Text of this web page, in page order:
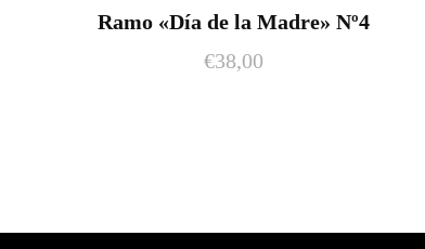
Ramo «Día de la Madre» Nº4
€38,00